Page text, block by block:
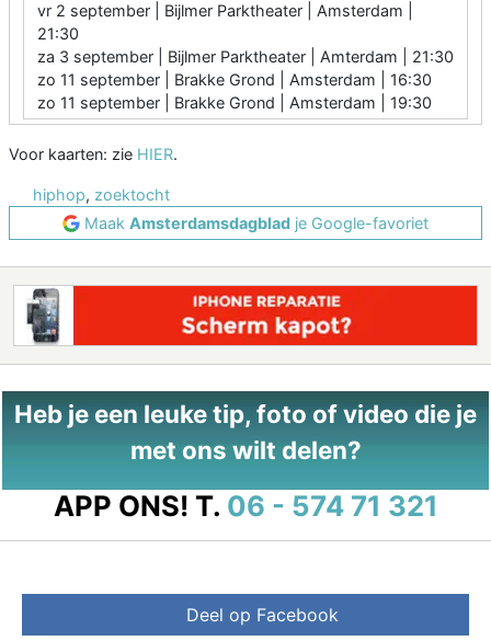
vr 2 september | Bijlmer Parktheater | Amsterdam |
21:30
za 3 september | Bijlmer Parktheater | Amterdam | 21:30
zo 11 september | Brakke Grond | Amsterdam | 16:30
zo 11 september | Brakke Grond | Amsterdam | 19:30
Voor kaarten: zie HIER.
hiphop, zoektocht
Maak Amsterdamsdagblad je Google-favoriet
Heb je een leuke tip, foto of video die je
met ons wilt delen?
APP ONS! T. 06 - 574 71 321
Deel op Facebook